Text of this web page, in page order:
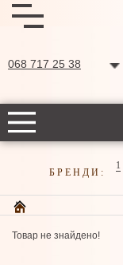
068 717 25 38
БРЕНДИ:
1
Товар не знайдено!